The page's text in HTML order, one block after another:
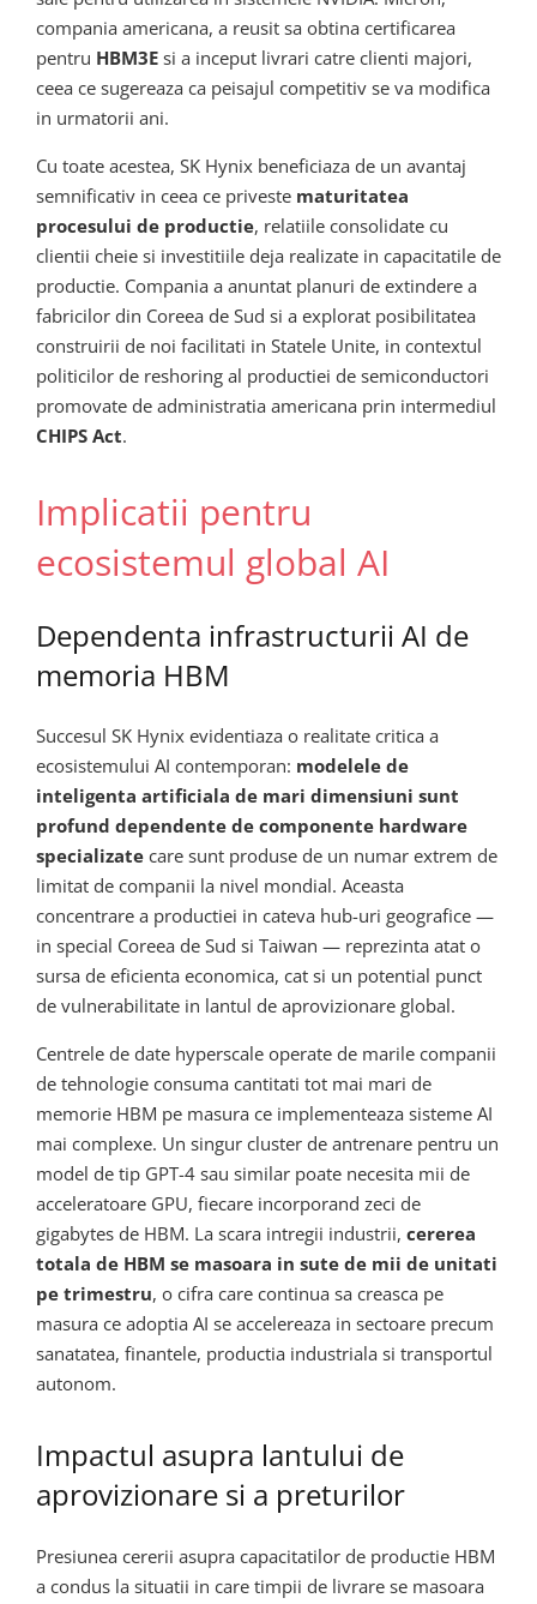
compania americana, a reusit sa obtina certificarea
pentru HBM3E si a inceput livrari catre clienti majori,
ceea ce sugereaza ca peisajul competitiv se va modifica
in urmatorii ani.
Cu toate acestea, SK Hynix beneficiaza de un avantaj
semnificativ in ceea ce priveste maturitatea
procesului de productie, relatiile consolidate cu
clientii cheie si investitiile deja realizate in capacitatile de
productie. Compania a anuntat planuri de extindere a
fabricilor din Coreea de Sud si a explorat posibilitatea
construirii de noi facilitati in Statele Unite, in contextul
politicilor de reshoring al productiei de semiconductori
promovate de administratia americana prin intermediul
CHIPS Act.
Implicatii pentru
ecosistemul global AI
Dependenta infrastructurii AI de
memoria HBM
Succesul SK Hynix evidentiaza o realitate critica a
ecosistemului AI contemporan: modelele de
inteligenta artificiala de mari dimensiuni sunt
profund dependente de componente hardware
specializate care sunt produse de un numar extrem de
limitat de companii la nivel mondial. Aceasta
concentrare a productiei in cateva hub-uri geografice —
in special Coreea de Sud si Taiwan — reprezinta atat o
sursa de eficienta economica, cat si un potential punct
de vulnerabilitate in lantul de aprovizionare global.
Centrele de date hyperscale operate de marile companii
de tehnologie consuma cantitati tot mai mari de
memorie HBM pe masura ce implementeaza sisteme AI
mai complexe. Un singur cluster de antrenare pentru un
model de tip GPT-4 sau similar poate necesita mii de
acceleratoare GPU, fiecare incorporand zeci de
gigabytes de HBM. La scara intregii industrii, cererea
totala de HBM se masoara in sute de mii de unitati
pe trimestru, o cifra care continua sa creasca pe
masura ce adoptia AI se accelereaza in sectoare precum
sanatatea, finantele, productia industriala si transportul
autonom.
Impactul asupra lantului de
aprovizionare si a preturilor
Presiunea cererii asupra capacitatilor de productie HBM
a condus la situatii in care timpii de livrare se masoara